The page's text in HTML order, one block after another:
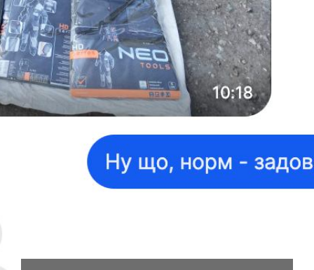
TOUTES LES DEMANDES
FR